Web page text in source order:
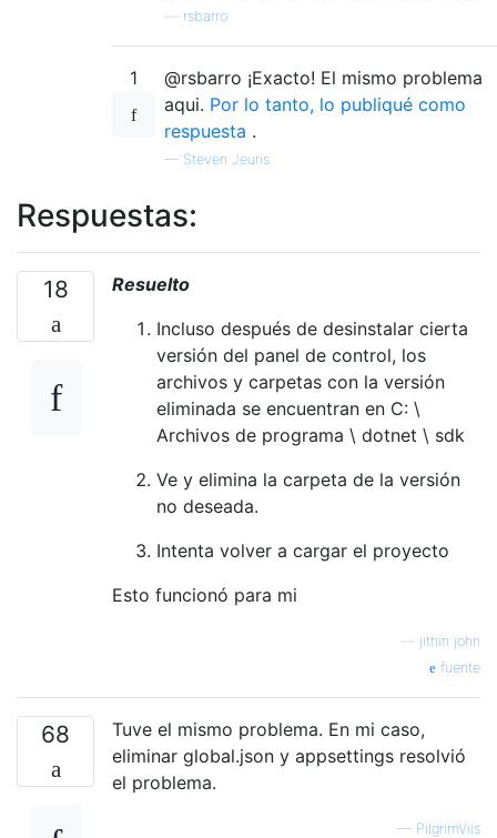
rsbarro
1
@rsbarro ¡Exacto! El mismo problema
aqui. Por lo tanto, lo publiqué como
respuesta .
— Steven Jeuris
Respuestas:
18
Resuelto
Incluso después de desinstalar cierta
versión del panel de control, los
archivos y carpetas con la versión
eliminada se encuentran en C: \
Archivos de programa \ dotnet \ sdk
Ve y elimina la carpeta de la versión
no deseada.
Intenta volver a cargar el proyecto
Esto funcionó para mi
jithin john
fuente
68
Tuve el mismo problema. En mi caso,
eliminar global.json y appsettings resolvió
el problema.
— PilgrimViis